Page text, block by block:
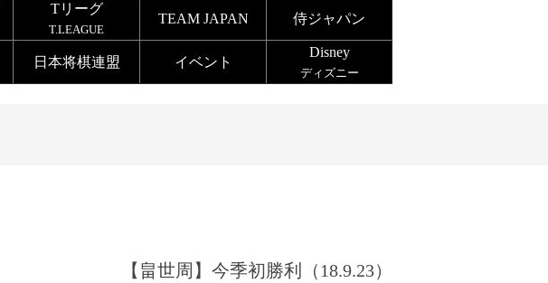
Tリーグ
T.LEAGUE
TEAM JAPAN 侍ジャパン
日本将棋連盟 イベント
Disney
ディズニー
【畠世周】今季初勝利（18.9.23）